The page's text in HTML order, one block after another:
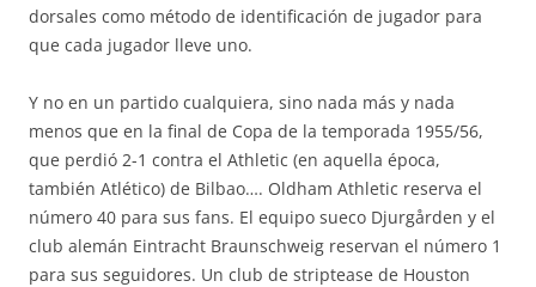
dorsales como método de identificación de jugador para
que cada jugador lleve uno.
Y no en un partido cualquiera, sino nada más y nada
menos que en la final de Copa de la temporada 1955/56,
que perdió 2-1 contra el Athletic (en aquella época,
también Atlético) de Bilbao…. Oldham Athletic reserva el
número 40 para sus fans. El equipo sueco Djurgården y el
club alemán Eintracht Braunschweig reservan el número 1
para sus seguidores. Un club de striptease de Houston